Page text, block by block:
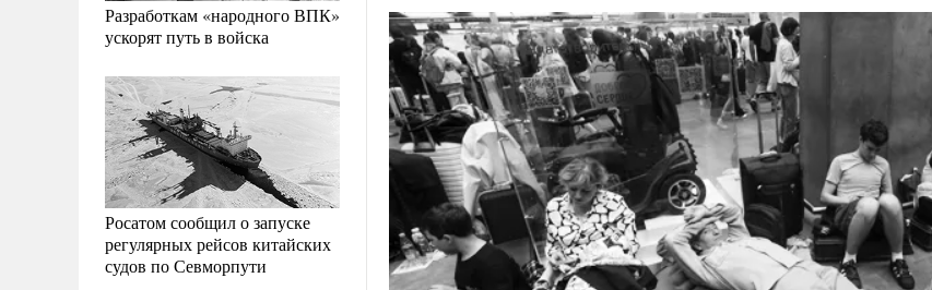
Разработкам «народного ВПК»
ускорят путь в войска
Росатом сообщил о запуске
регулярных рейсов китайских
судов по Севморпути